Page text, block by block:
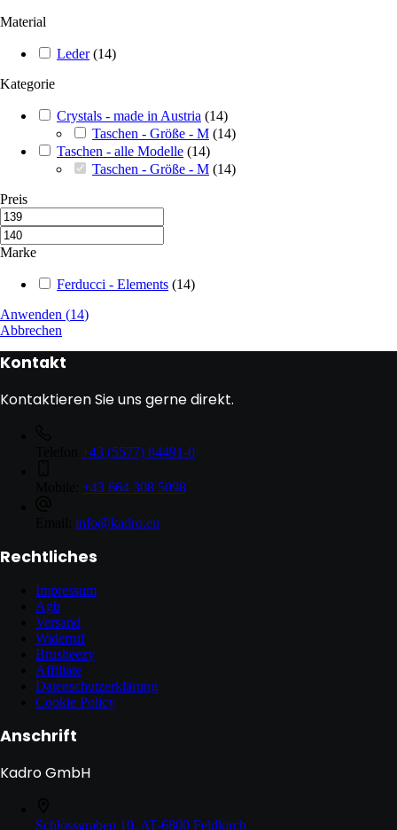
Material
Leder (14)
Kategorie
Crystals - made in Austria (14)
Taschen - Größe - M (14)
Taschen - alle Modelle (14)
Taschen - Größe - M (14)
Preis
Marke
Ferducci - Elements (14)
Anwenden (14)
Abbrechen
Kontakt
Kontaktieren Sie uns gerne direkt.
+43 (5577) 84491-0
+43 664 308 5098
info@kadro.eu
Rechtliches
Impressum
Agb
Versand
Widerruf
Brusheezy
Affiliate
Datenschutzerklärung
Cookie Policy
Anschrift
Kadro GmbH
Schlossgraben 10, AT-6800 Feldkirch